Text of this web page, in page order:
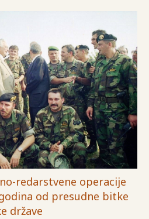
redarstvene operacije
od presudne bitke
države